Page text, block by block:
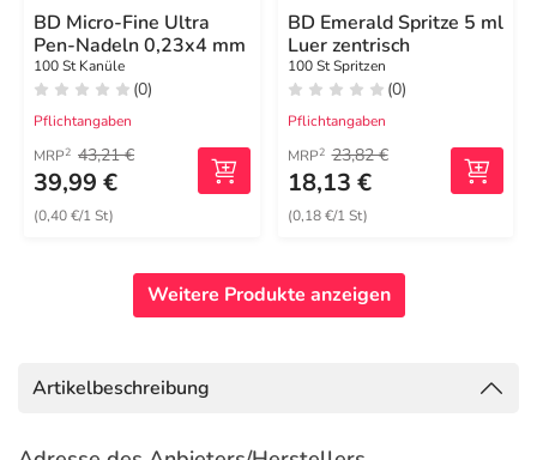
BD Micro-Fine Ultra
Pen-Nadeln 0,23x4 mm
100 St Kanüle
(0)
Pflichtangaben
MRP2 43,21 €
39,99 €
(0,40 €/1 St)
BD Emerald Spritze 5 ml
Luer zentrisch
100 St Spritzen
(0)
Pflichtangaben
MRP2 23,82 €
18,13 €
(0,18 €/1 St)
Weitere Produkte anzeigen
Artikelbeschreibung